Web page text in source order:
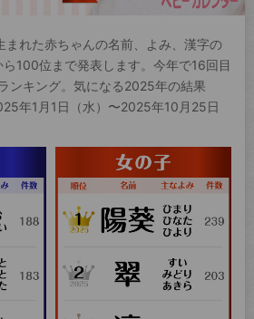
れた赤ちゃんの名前、よみ、漢字の
100位まで発表します。今年で16回目
ンキング。気になる2025年の結果
年1月1日（水）〜2025年10月25日